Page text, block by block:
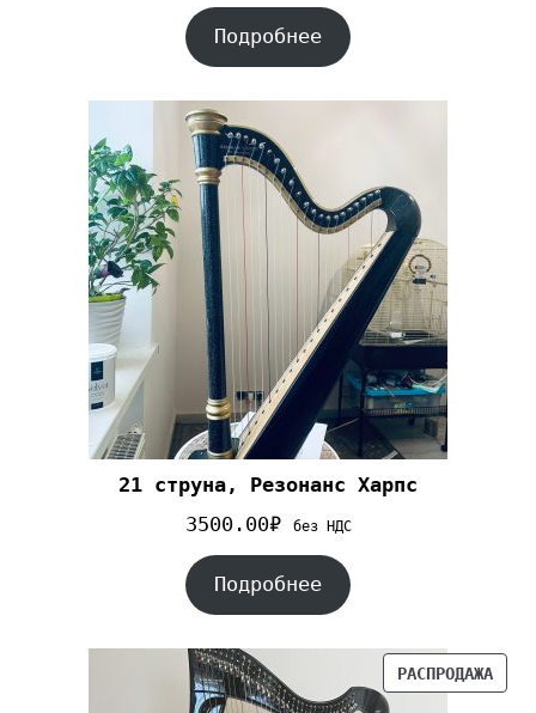
Подробнее
21 струна, Резонанс Харпс
3500.00₽ без НДС
Подробнее
РАСПРОДАЖА